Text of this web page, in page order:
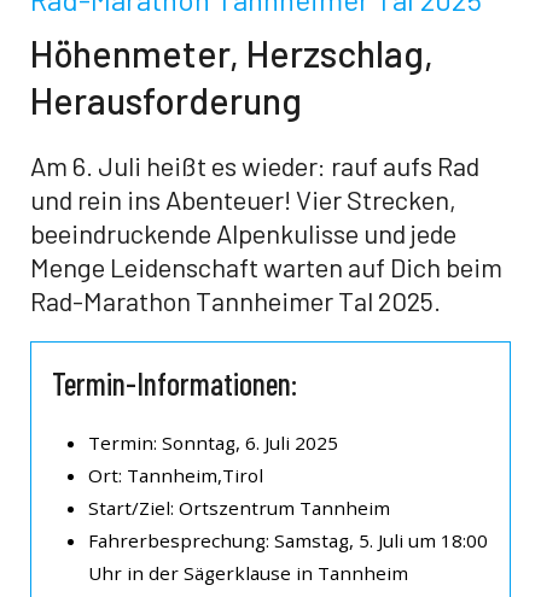
Höhenmeter, Herzschlag,
Herausforderung
Am 6. Juli heißt es wieder: rauf aufs Rad
und rein ins Abenteuer! Vier Strecken,
beeindruckende Alpenkulisse und jede
Menge Leidenschaft warten auf Dich beim
Rad-Marathon Tannheimer Tal 2025.
Termin-Informationen:
Termin: Sonntag, 6. Juli 2025
Ort: Tannheim,Tirol
Start/Ziel: Ortszentrum Tannheim
Fahrerbesprechung: Samstag, 5. Juli um 18:00
Uhr in der Sägerklause in Tannheim